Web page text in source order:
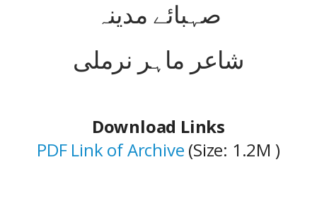
صہبائے مدینہ
شاعر ماہر نرملی
Download Links
PDF Link of Archive (Size: 1.2M )